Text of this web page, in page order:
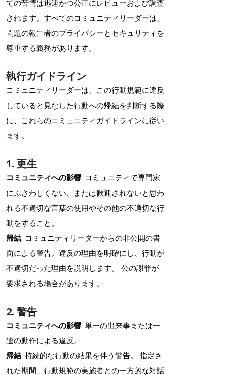
ての苦情は迅速かつ公正にレビューおよび調査
されます。すべてのコミュニティリーダーは、
問題の報告者のプライバシーとセキュリティを
尊重する義務があります。
執行ガイドライン
コミュニティリーダーは、この行動規範に違反
していると見なした行動への帰結を判断する際
に、これらのコミュニティガイドラインに従い
ます。
1. 更生
コミュニティへの影響: コミュニティで専門家
にふさわしくない、または歓迎されないと思わ
れる不適切な言葉の使用やその他の不適切な行
動をすること。
帰結: コミュニティリーダーからの非公開の書
面による警告。違反の理由を明確にし、行動が
不適切だった理由を説明します。 公の謝罪が
要求される場合があります。
2. 警告
コミュニティへの影響: 単一の出来事または一
連の動作による違反。
帰結: 持続的な行動の結果を伴う警告。 指定さ
れた期間、行動規範の実施者との一方的な対話